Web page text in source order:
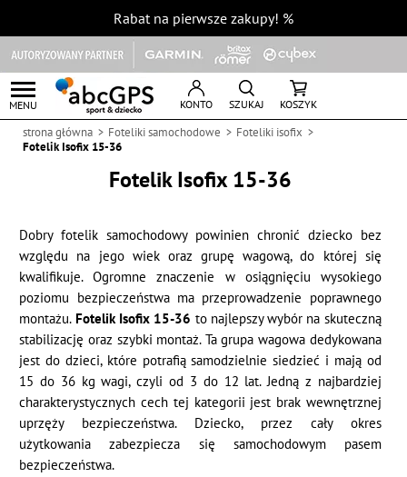
Rabat na pierwsze zakupy! %
MENU KONTO SZUKAJ KOSZYK
strona główna Foteliki samochodowe
Foteliki isofix
Fotelik Isofix 15-36
Fotelik Isofix 15-36
Dobry fotelik samochodowy powinien chronić dziecko bez
względu na jego wiek oraz grupę wagową, do której się
kwalifikuje. Ogromne znaczenie w osiągnięciu wysokiego
poziomu bezpieczeństwa ma przeprowadzenie poprawnego
montażu. Fotelik Isofix 15-36 to najlepszy wybór na skuteczną
stabilizację oraz szybki montaż. Ta grupa wagowa dedykowana
jest do dzieci, które potrafią samodzielnie siedzieć i mają od
15 do 36 kg wagi, czyli od 3 do 12 lat. Jedną z najbardziej
charakterystycznych cech tej kategorii jest brak wewnętrznej
uprzęży bezpieczeństwa. Dziecko, przez cały okres
użytkowania zabezpiecza się samochodowym pasem
bezpieczeństwa.